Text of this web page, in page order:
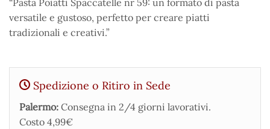
“Pasta Poiatti Spaccatelle nr 59: un formato di pasta
versatile e gustoso, perfetto per creare piatti
tradizionali e creativi.”
Spedizione o Ritiro in Sede
Palermo: Consegna in 2/4 giorni lavorativi.
Costo 4,99€